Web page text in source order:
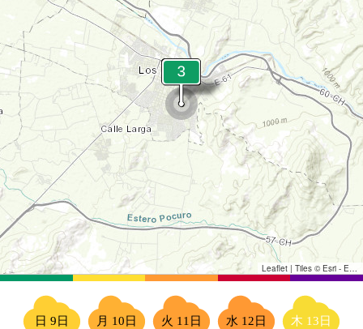
Leaflet | Tiles © Esri - Esri, DeLorme, NAVTEQ, TomTom, Intermap, iPC, USGS, FAO, NPS, NRCAN, GeoBase, Kadaster NL, Ordnance Survey, Esri Japan, METI, Esri China (Hong Kong), and the GIS User Community
日 9日 月 10日 火 11日 水 12日 木 13日